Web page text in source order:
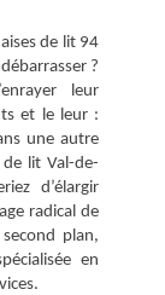
de lit 94
?
leur
et le leur :
une autre
lit Val-de-
d’élargir
radical de
plan,
en